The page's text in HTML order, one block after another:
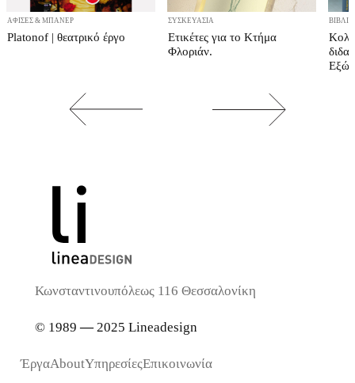
ΑΦΊΣΕΣ & ΜΠΆΝΕΡ
Platonof | θεατρικό έργο
ΣΥΣΚΕΥΑΣΊΑ
Ετικέτες για το Κτήμα
Φλοριάν.
ΒΙΒΛΊΑ
Κωνσταντινουπόλεως 116 Θεσσαλονίκη
© 1989—2025 Lineadesign
ΈργαAboutΥπηρεσίεςΕπικοινωνία